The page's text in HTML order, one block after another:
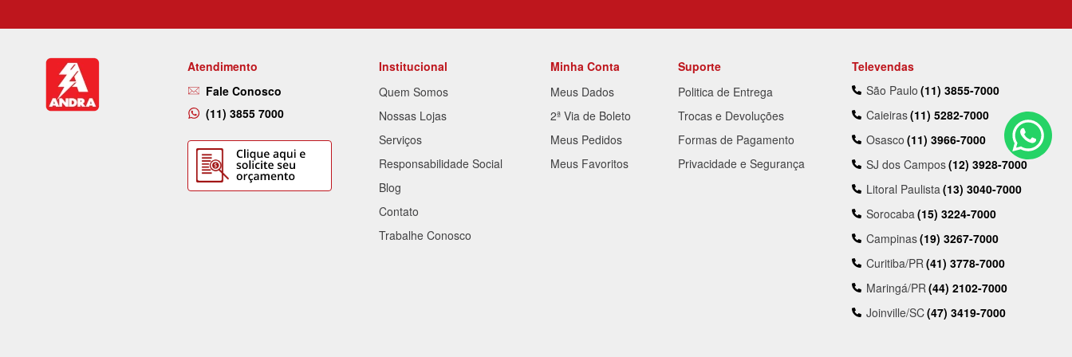
Atendimento
Fale Conosco
(11) 3855 7000
Institucional
Quem Somos
Nossas Lojas
Serviços
Responsabilidade Social
Blog
Contato
Trabalhe Conosco
Minha Conta
Meus Dados
2ª Via de Boleto
Meus Pedidos
Meus Favoritos
Suporte
Politica de Entrega
Trocas e Devoluções
Formas de Pagamento
Privacidade e Segurança
Televendas
São Paulo (11) 3855-7000
Caieiras(11) 5282-7000
Osasco (11) 3966-7000
SJ dos Campos(12) 3928-7000
Litoral Paulista(13) 3040-7000
Sorocaba(15) 3224-7000
Campinas(19) 3267-7000
Curitiba/PR(41) 3778-7000
Maringá/PR(44) 2102-7000
Joinville/SC(47) 3419-7000